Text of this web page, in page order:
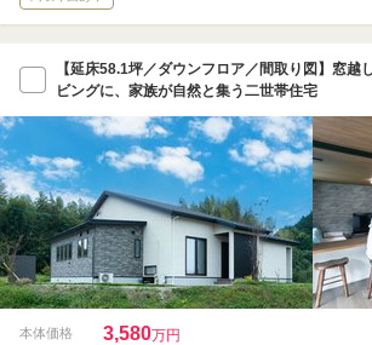
【延床58.1坪／ダウンフロア／間取り図】窓越
ビングに、家族が自然と集う二世帯住宅
本体価格 3,580万円